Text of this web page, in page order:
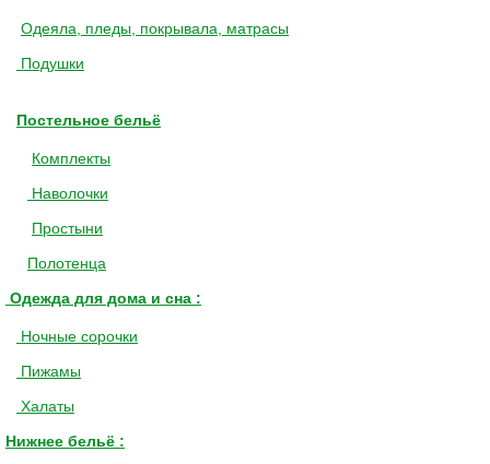
Одеяла, пледы, покрывала, матрасы
Подушки
Постельное бельё
Комплекты
Наволочки
Простыни
Полотенца
Одежда для дома и сна :
Ночные сорочки
Пижамы
Халаты
Нижнее бельё :